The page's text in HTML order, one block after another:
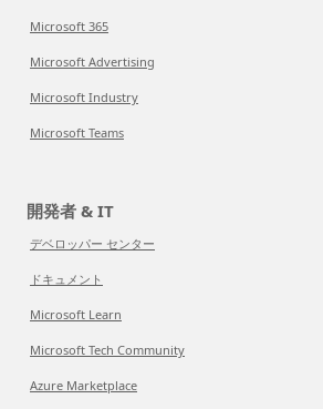
Microsoft 365
Microsoft Advertising
Microsoft Industry
Microsoft Teams
開発者 & IT
デベロッパー センター
ドキュメント
Microsoft Learn
Microsoft Tech Community
Azure Marketplace